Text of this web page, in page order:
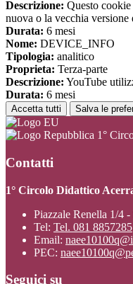
Descrizione: Questo
nuova o la vecchia
Durata: 6 mesi
Nome: DEVICE_INFO
Tipologia: analitico
Proprieta: Terza-parte
Descrizione: YouTube
Durata: 6 mesi
Accetta tutti Salva le
1°
Contatti
1° Circolo Didattico
Piazzale Renella 1/4
Tel: Tel. 081 8857285
Email:
PEC:
Seguici su